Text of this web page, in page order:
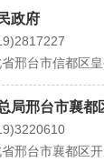
政府
邢台市信都区
局邢台市襄都
邢台市襄都区